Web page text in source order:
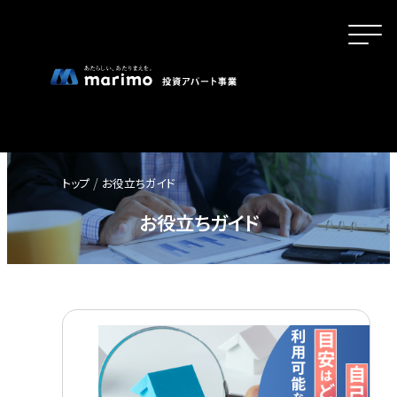
ホーム
名古屋・大阪・広島エリアの魅力
お役立ちガイド
トップ お役立ちガイド